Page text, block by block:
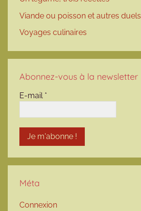
Viande ou poisson et autres duels
Voyages culinaires
Abonnez-vous à la newsletter
E-mail *
Méta
Connexion